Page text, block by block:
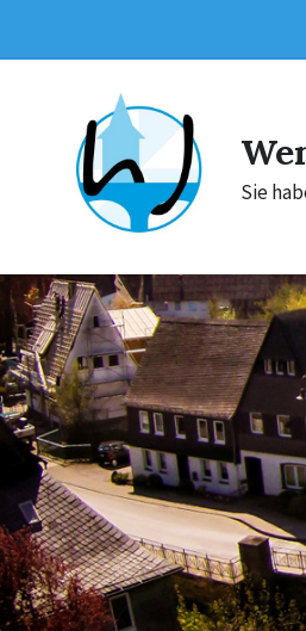
content
main
footer
Sie